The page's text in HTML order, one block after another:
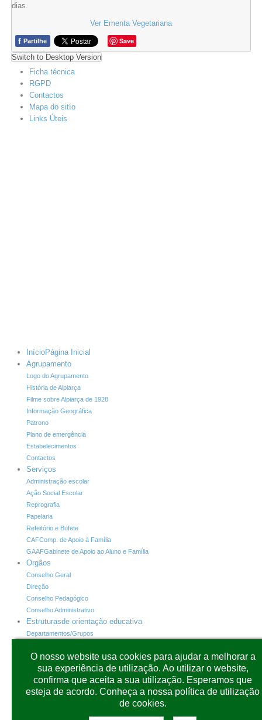
dias.
Ver Ementa Vegetariana
f Partilhe
Save
Switch to Desktop Version
Ficha técnica
RGPD
Contactos
Mapa do sitío
Links Úteis
InícioPágina Inicial
Agrupamento
Logo do Agrupamento
História de Alpiarça
Filme sobre Alpiarça de 1928
Informação Geográfica
Patrono
Plano de emergência
Estabelecimentos
Contactos
Serviços
Administração escolar
Ação Social Escolar
Reprografia
Papelaria
Refeitório e Bufete
CAFComp. de Apoio à Família
GAAFGabinete de Apoio ao Aluno e Família
Orgãos
Conselho Geral
Direção
Conselho Pedagógico
Conselho Administrativo
Estruturasde orientação educativa
Departamentos/Grupos
INOVAR +Programas
INOVAR+ Alunos
INOVAR+Consulta
INOVAR+PAA
Outras
O nosso website usa cookies para ajudar a melhorar a
sua experiência de utilização. Ao utilizar o website,
confirma que aceita a sua utilização. Esperamos que
esteja de acordo. Conheça a nossa política de utilização
de cookies.